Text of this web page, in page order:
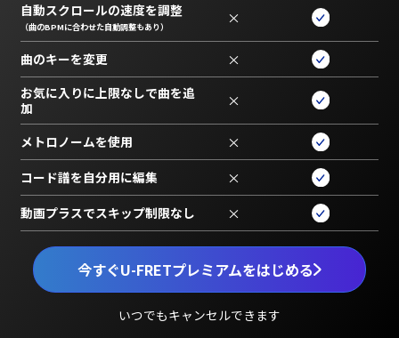
今すぐU-FRETプレミアムをはじめる
いつでもキャンセルできます
自動スクロールの速度を調整
（曲のBPMに合わせた自動調整もあり） ×
曲のキーを変更 ×
お気に入りに上限なしで曲を追
加
×
メトロノームを使用 ×
コード譜を自分用に編集 ×
動画プラスでスキップ制限なし ×